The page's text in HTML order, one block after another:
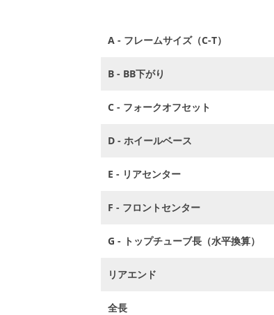
A - フレームサイズ（C-T）
B - BB下がり
C - フォークオフセット
D - ホイールベース
E - リアセンター
F - フロントセンター
G - トップチューブ長（水平換算）
リアエンド
全長